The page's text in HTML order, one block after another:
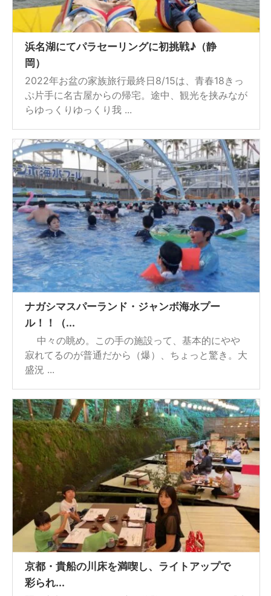
浜名湖にてパラセーリングに初挑戦♪（静
岡）
2022年お盆の家族旅行最終日8/15は、青春18きっ
ぷ片手に名古屋からの帰宅。途中、観光を挟みなが
らゆっくりゆっくり我 ...
ナガシマスパーランド・ジャンボ海水プー
ル！！（...
中々の眺め。この手の施設って、基本的にやや
寂れてるのが普通だから（爆）、ちょっと驚き。大
盛況 ...
京都・貴船の川床を満喫し、ライトアップで
彩られ...